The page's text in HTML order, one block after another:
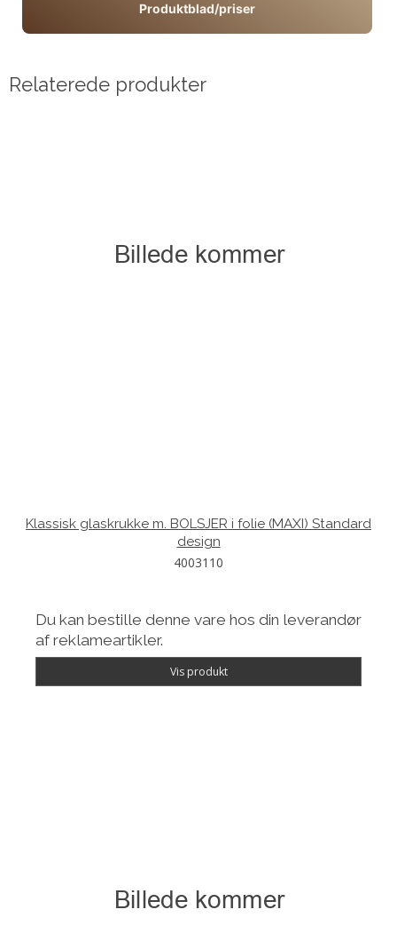
Produktblad/priser
Relaterede produkter
Klassisk glaskrukke m. BOLSJER i folie (MAXI) Standard
design
4003110
Du kan bestille denne vare hos din leverandør
af reklameartikler.
Vis produkt